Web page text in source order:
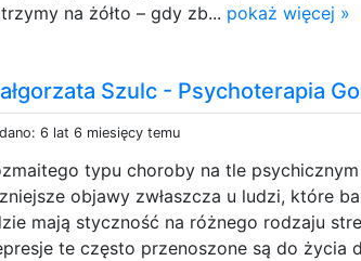
na żółto – gdy zb... pokaż więcej »
Szulc - Psychoterapia
6 lat 6 miesięcy temu
typu choroby na tle
objawy zwłaszcza u ludzi, które
mają styczność na różnego rodzaju
te często przenoszone są do życia